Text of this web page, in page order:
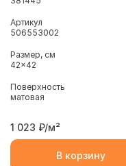
Артикул
506553002
Размер, см
42x42
Поверхность
матовая
1 023 ₽/м²
В корзину